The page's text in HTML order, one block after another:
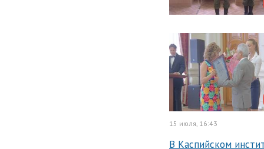
15 июля, 16:43
В Каспийском